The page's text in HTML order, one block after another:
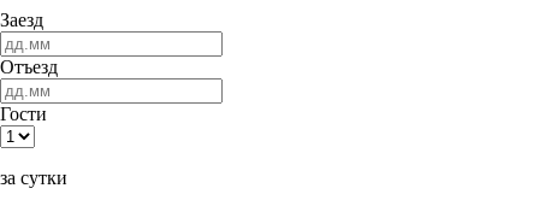
Заезд
Отъезд
Гости
за сутки